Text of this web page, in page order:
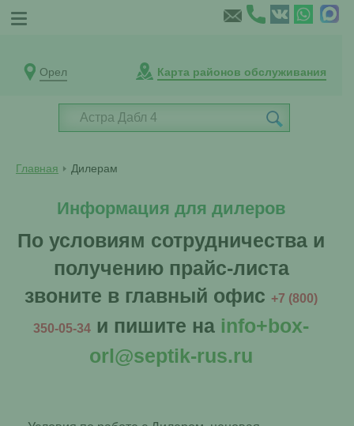
Орел Карта районов обслуживания
Главная Дилерам
Информация для дилеров
По условиям сотрудничества и
получению прайс-листа
звоните в главный офис +7 (800)
350-05-34 и пишите на info+box-
orl@septik-rus.ru